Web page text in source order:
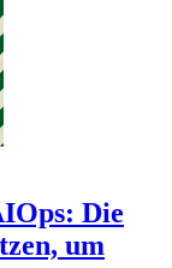
Die
um